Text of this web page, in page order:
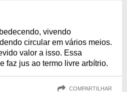
vivendo
circular em vários meios.
valor a isso. Essa
faz jus ao termo livre arbítrio.
COMPARTILHAR